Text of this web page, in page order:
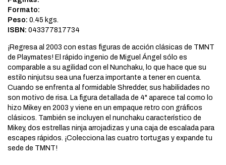
Formato:
Peso: 0.45 kgs.
ISBN: 043377817734
¡Regresa al 2003 con estas figuras de acción clásicas de TMNT
de Playmates! El rápido ingenio de Miguel Ángel sólo es
comparable a su agilidad con el Nunchaku, lo que hace que su
estilo ninjutsu sea una fuerza importante a tener en cuenta.
Cuando se enfrenta al formidable Shredder, sus habilidades no
son motivo de risa. La figura detallada de 4" aparece tal como lo
hizo Mikey en 2003 y viene en un empaque retro con gráficos
clásicos. También se incluyen el nunchaku característico de
Mikey, dos estrellas ninja arrojadizas y una caja de escalada para
escapes rápidos. ¡Colecciona las cuatro tortugas y expande tu
sede de TMNT!